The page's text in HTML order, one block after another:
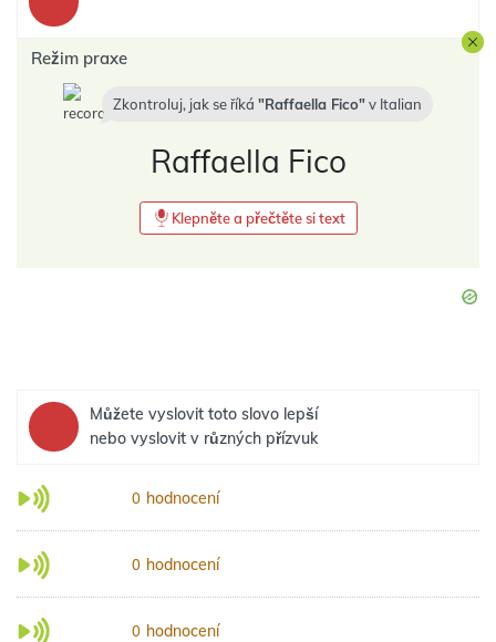
Režim praxe
Zkontroluj, jak se říká Raffaella Fico v Italian
Raffaella Fico
Klepněte a přečtěte si text
Můžete vyslovit toto slovo lepší
nebo vyslovit v různých přízvuk
0 hodnocení
0 hodnocení
0 hodnocení